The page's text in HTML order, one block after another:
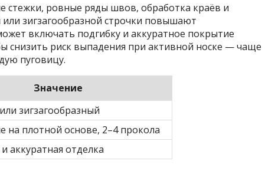
стежки, ровные ряды швов, обработка краёв и
зигзагообразной строчки повышают
включать подгибку и аккуратное покрытие
снизить риск выпадения при активной носке — чаще
пуговицу.
Значение
зигзагообразный
на плотной основе, 2–4 прокола
аккуратная отделка